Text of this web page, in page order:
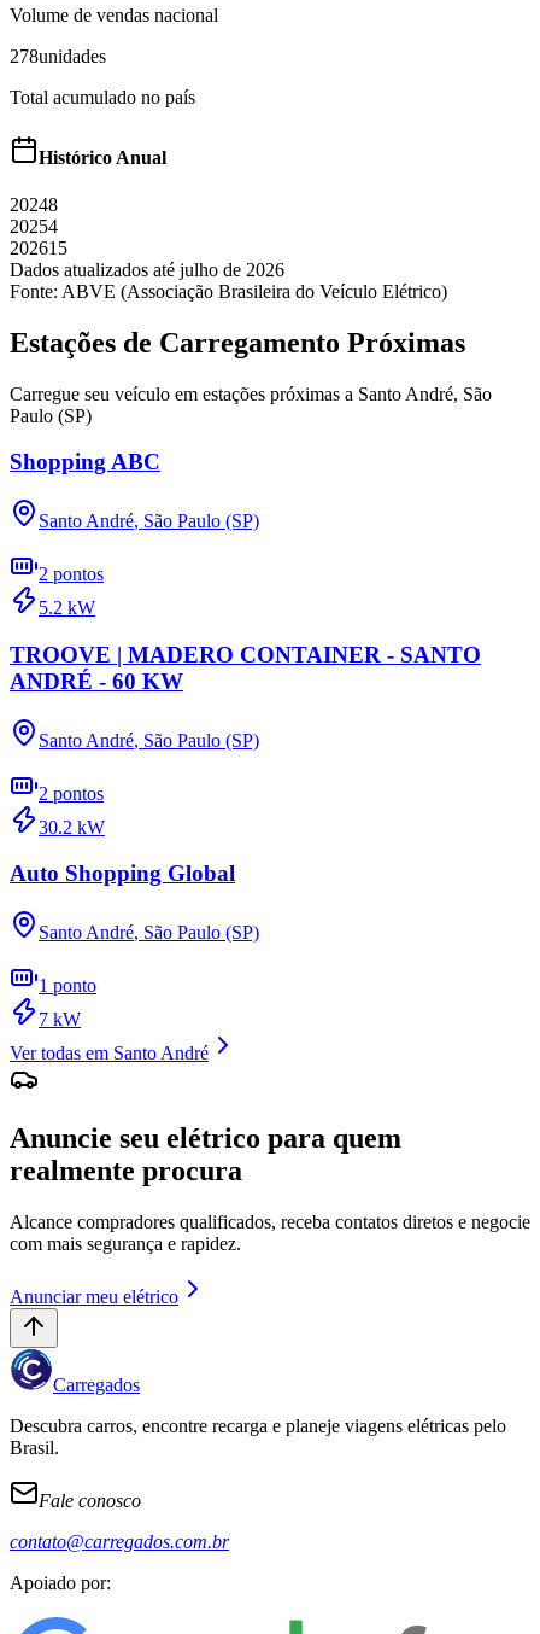
Volume de vendas nacional
278unidades
Total acumulado no país
Histórico Anual
20248
20254
202615
Dados atualizados até julho de 2026
Fonte: ABVE (Associação Brasileira do Veículo Elétrico)
Estações de Carregamento Próximas
Carregue seu veículo em estações próximas a Santo André, São
Paulo (SP)
Shopping ABC
Santo André, São Paulo (SP)
2 pontos
5.2 kW
TROOVE | MADERO CONTAINER - SANTO
ANDRÉ - 60 KW
Santo André, São Paulo (SP)
2 pontos
30.2 kW
Auto Shopping Global
Santo André, São Paulo (SP)
1 ponto
7 kW
Ver todas em Santo André
Anuncie seu elétrico para quem
realmente procura
Alcance compradores qualificados, receba contatos diretos e negocie
com mais segurança e rapidez.
Anunciar meu elétrico
Carregados
Descubra carros, encontre recarga e planeje viagens elétricas pelo
Brasil.
Fale conosco
contato@carregados.com.br
Apoiado por: